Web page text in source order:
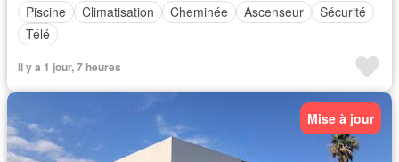
Piscine
Climatisation Cheminée Ascenseur
Sécurité
Télé
Il y a 1 jour, 7 heures
Mise à jour